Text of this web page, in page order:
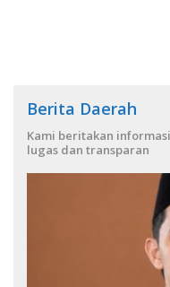
Berita Daerah
Kami beritakan
lugas dan transparan